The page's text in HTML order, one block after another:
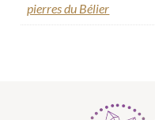
pierres du Bélier